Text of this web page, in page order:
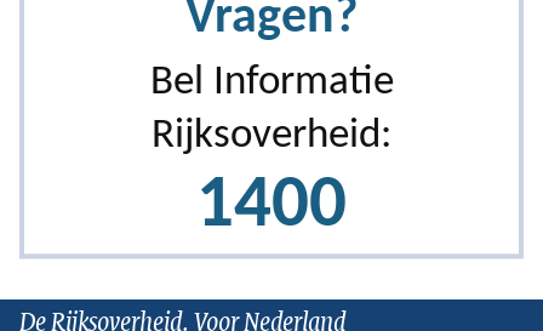
De Rijksoverheid. Voor Nederland